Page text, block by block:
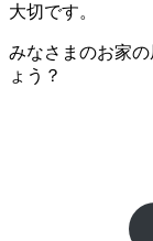
大切です。
みなさまのお家
ょう？